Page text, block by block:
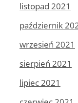
listopad 2021
październik
wrzesień 2021
sierpień 2021
lipiec 2021